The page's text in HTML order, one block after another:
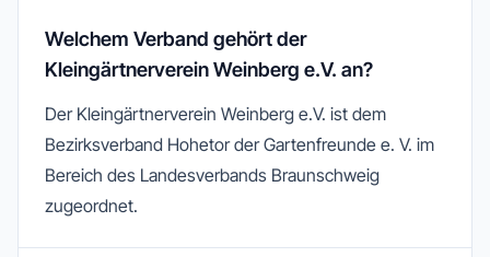
Welchem Verband gehört der
Kleingärtnerverein Weinberg e.V. an?
Der Kleingärtnerverein Weinberg e.V. ist dem
Bezirksverband Hohetor der Gartenfreunde e. V. im
Bereich des Landesverbands Braunschweig
zugeordnet.